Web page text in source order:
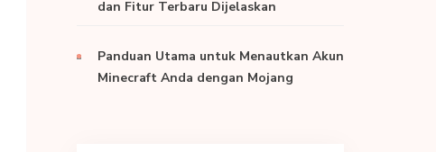
dan Fitur Terbaru Dijelaskan
Panduan Utama untuk Menautkan Akun
Minecraft Anda dengan Mojang